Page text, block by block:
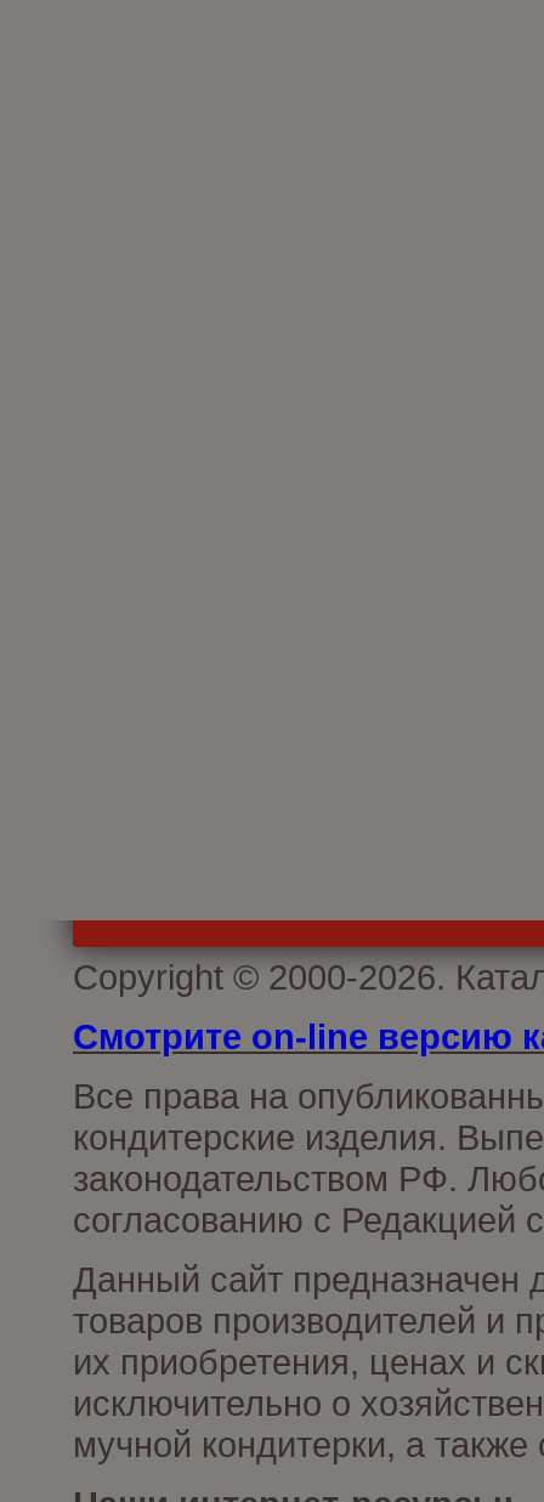
Copyright © 2000-2026.
Смотрите on-line версию
Все права на
кондитерские изделия.
законодательством РФ.
согласованию с Редакцией
Данный сайт предназначен
товаров производителей и
их приобретения, ценах и
исключительно о
мучной кондитерки, а